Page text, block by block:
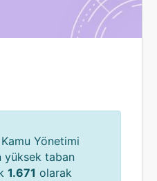
Yönetimi
yüksek taban
1.671 olarak